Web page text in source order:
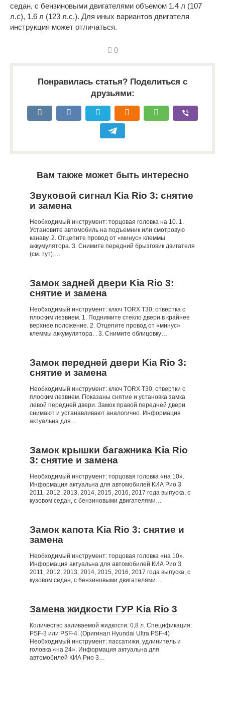
седан, с бензиновыми двигателями объемом 1.4 л (107
л.с), 1.6 л (123 л.с.). Для иных вариантов двигателя
инструкция может отличаться.
0
Понравилась статья? Поделиться с
друзьями:
Вам также может быть интересно
Звуковой сигнал Kia Rio 3: снятие
и замена
Необходимый инструмент: торцовая головка на 10. 1.
Установите автомобиль на подъемник или смотровую
канаву. 2. Отцепите провод от «минус» клеммы
аккумулятора. 3. Снимите передний брызговик двигателя
(см. тут)….
Замок задней двери Kia Rio 3:
снятие и замена
Необходимый инструмент: ключ TORX Т30, отвертка с
плоским лезвием. 1. Поднимите стекло двери в крайнее
верхнее положение. 2. Отцепите провод от «минус»
клеммы аккумулятора. . 3. Снимите облицовку…
Замок передней двери Kia Rio 3:
снятие и замена
Необходимый инструмент: ключ TORX Т30, отвертки с
плоским лезвием. Показаны снятие и установка замка
левой передней двери. Замок правой передней двери
снимают и устанавливают аналогично. Информация
актуальна для…
Замок крышки багажника Kia Rio
3: снятие и замена
Необходимый инструмент: торцовая головка «на 10».
Информация актуальна для автомобилей КИА Рио 3
2011, 2012, 2013, 2014, 2015, 2016, 2017 года выпуска, с
кузовом седан, с бензиновыми двигателями…
Замок капота Kia Rio 3: снятие и
замена
Необходимый инструмент: торцовая головка «на 10».
Информация актуальна для автомобилей КИА Рио 3
2011, 2012, 2013, 2014, 2015, 2016, 2017 года выпуска, с
кузовом седан, с бензиновыми двигателями…
Замена жидкости ГУР Kia Rio 3
Количество заливаемой жидкости: 0,8 л. Спецификация:
PSF-3 или PSF-4. (Оригинал Hyundai Ultra PSF-4)
Необходимый инструмент: пассатижи, удлинитель и
головка «на 24». Информация актуальна для
автомобилей КИА Рио 3…